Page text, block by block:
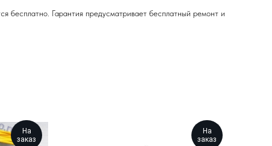
бесплатно. Гарантия предусматривает бесплатный ремонт и
На
заказ
На
заказ